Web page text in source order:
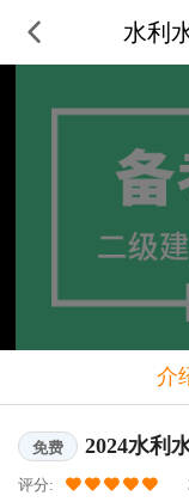
介
免费 2024水利
评分: